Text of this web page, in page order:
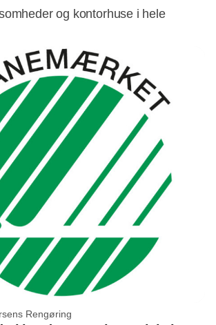
og kontorhuse i hele
Rengøring